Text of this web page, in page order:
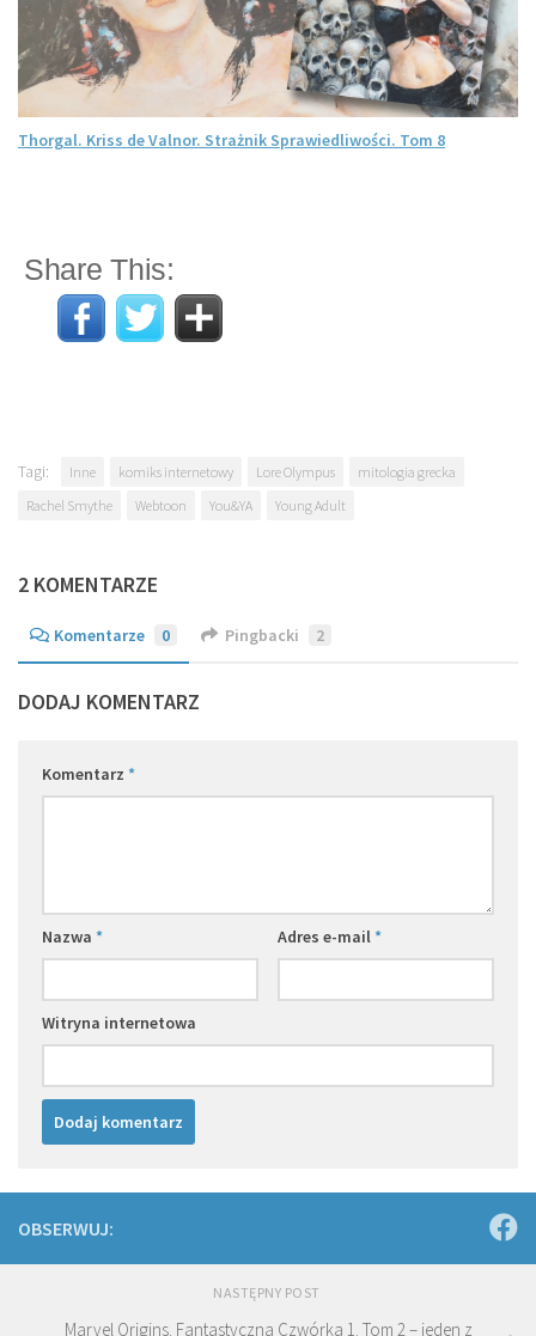
Thorgal. Kriss de Valnor. Strażnik Sprawiedliwości. Tom 8
Share This:
Tagi: Inne komiks internetowy Lore Olympus
mitologia grecka
Rachel Smythe
Webtoon You&YA Young Adult
2 KOMENTARZE
Komentarze 0 Pingbacki 2
DODAJ KOMENTARZ
Komentarz *
Nazwa * Adres e-mail*
Witryna internetowa
OBSERWUJ:
NASTĘPNY POST
Marvel Origins. Fantastyczna Czwórka 1. Tom 2 – jeden z